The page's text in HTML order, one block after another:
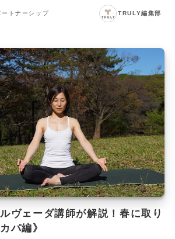
ートナーシップ TRULY編集部
ヴェーダ講師が解説！春に取り
パ編》